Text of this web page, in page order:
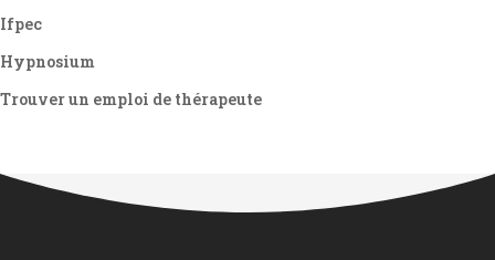
Ifpec
Hypnosium
Trouver un emploi de thérapeute